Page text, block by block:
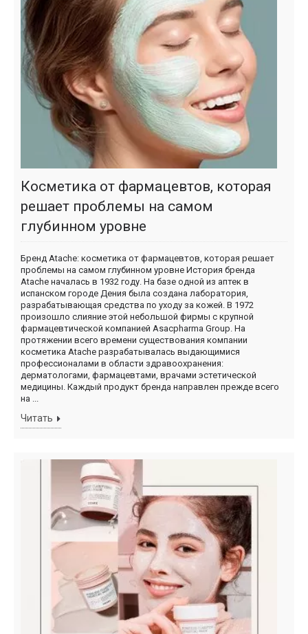
Косметика от фармацевтов, которая
решает проблемы на самом
глубинном уровне
Бренд Atache: косметика от фармацевтов, которая решает
проблемы на самом глубинном уровне История бренда
Atache началась в 1932 году. На базе одной из аптек в
испанском городе Дения была создана лаборатория,
разрабатывающая средства по уходу за кожей. В 1972
произошло слияние этой небольшой фирмы с крупной
фармацевтической компанией Asacpharma Group. На
протяжении всего времени существования компании
косметика Atache разрабатывалась выдающимися
профессионалами в области здравоохранения:
дерматологами, фармацевтами, врачами эстетической
медицины. Каждый продукт бренда направлен прежде всего
на ...
Читать